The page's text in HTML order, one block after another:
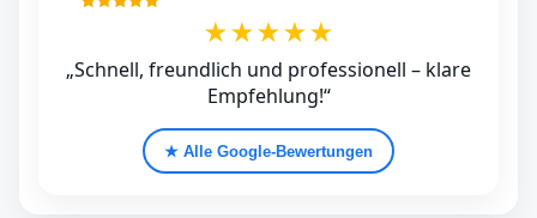
★★★★★
„Schnell, freundlich und professionell – klare
Empfehlung!“
★ Alle Google‑Bewertungen